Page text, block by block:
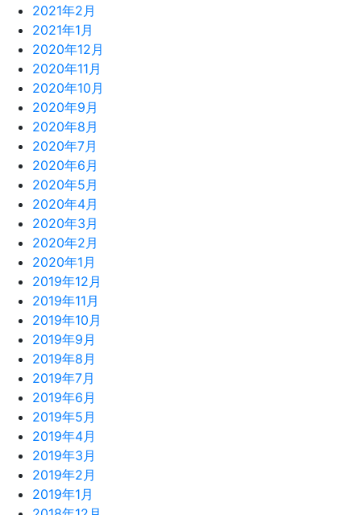
2021年2月
2021年1月
2020年12月
2020年11月
2020年10月
2020年9月
2020年8月
2020年7月
2020年6月
2020年5月
2020年4月
2020年3月
2020年2月
2020年1月
2019年12月
2019年11月
2019年10月
2019年9月
2019年8月
2019年7月
2019年6月
2019年5月
2019年4月
2019年3月
2019年2月
2019年1月